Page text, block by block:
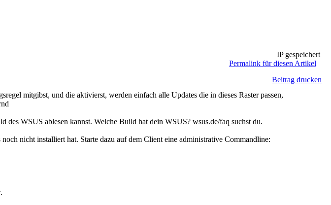
IP gespeichert
Permalink für diesen Artikel
Beitrag drucken
mitgibst, und die aktivierst, werden einfach alle Updates die in dieses Raster passen,
WSUS ablesen kannst. Welche Build hat dein WSUS? wsus.de/faq suchst du.
nicht installiert hat. Starte dazu auf dem Client eine administrative Commandline: